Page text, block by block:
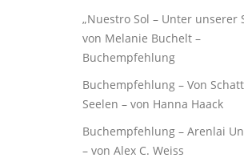
„Nuestro Sol – Unter unserer
von Melanie Buchelt –
Buchempfehlung
Buchempfehlung – Von
Seelen – von Hanna Haack
Buchempfehlung – Arenlai
– von Alex C. Weiss